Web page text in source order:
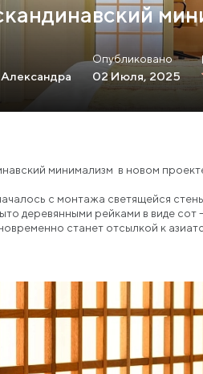
Опубликовано
02 Июля, 2025
минимализм в новом
с монтажа светящейся
деревянными рейками в виде
станет отсылкой к